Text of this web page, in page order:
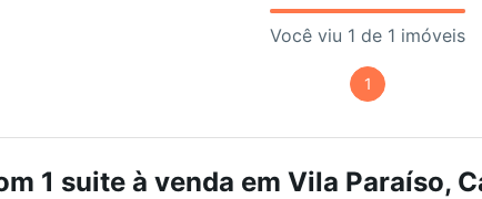
Você viu 1 de 1 imóveis
1
1 suite à venda em Vila Paraíso,